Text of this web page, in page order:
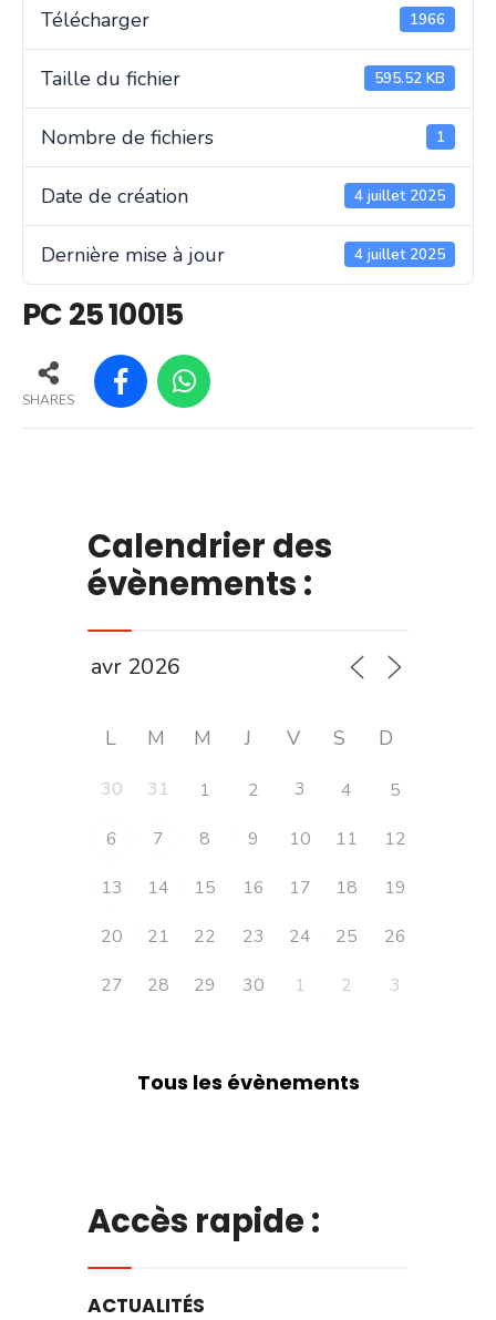
Télécharger 1966
Taille du fichier 595.52 KB
Nombre de fichiers 1
Date de création 4 juillet 2025
Dernière mise à jour 4 juillet 2025
PC 25 10015
SHARES
Calendrier des
évènements :
L M M J V S D
30 31 1 2 3 4
5
6
7 8 9 10 11
12
13
14 15 16 17 18
19
20
21 22 23 24 25
26
27
28 29 30 1 2 3
Tous les évènements
Accès rapide :
ACTUALITÉS